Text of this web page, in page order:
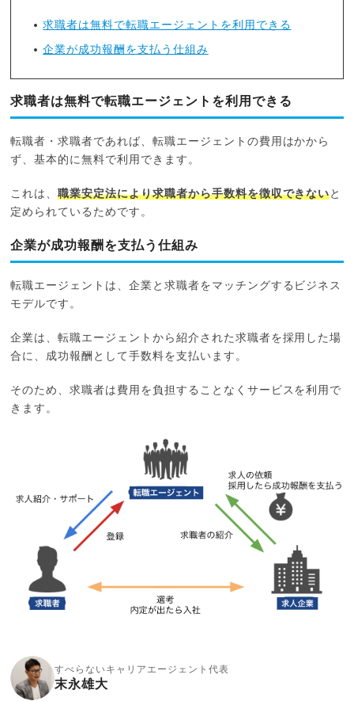
求職者は無料で転職エージェントを利用できる
企業が成功報酬を支払う仕組み
求職者は無料で転職エージェントを利用できる
転職者・求職者であれば、転職エージェントの費用はかから
ず、基本的に無料で利用できます。
これは、職業安定法により求職者から手数料を徴収できないと
定められているためです。
企業が成功報酬を支払う仕組み
転職エージェントは、企業と求職者をマッチングするビジネス
モデルです。
企業は、転職エージェントから紹介された求職者を採用した場
合に、成功報酬として手数料を支払います。
そのため、求職者は費用を負担することなくサービスを利用で
きます。
すべらないキャリアエージェント代表
末永雄大